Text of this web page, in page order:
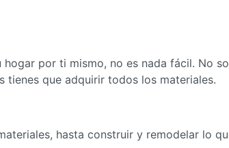
por ti mismo, no es nada fácil. No
tienes que adquirir todos los materiales.
hasta construir y remodelar lo